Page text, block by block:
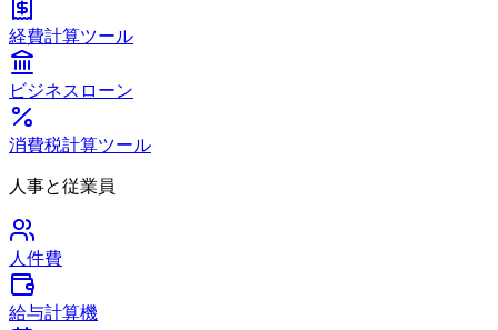
経費計算ツール
ビジネスローン
消費税計算ツール
人事と従業員
人件費
給与計算機